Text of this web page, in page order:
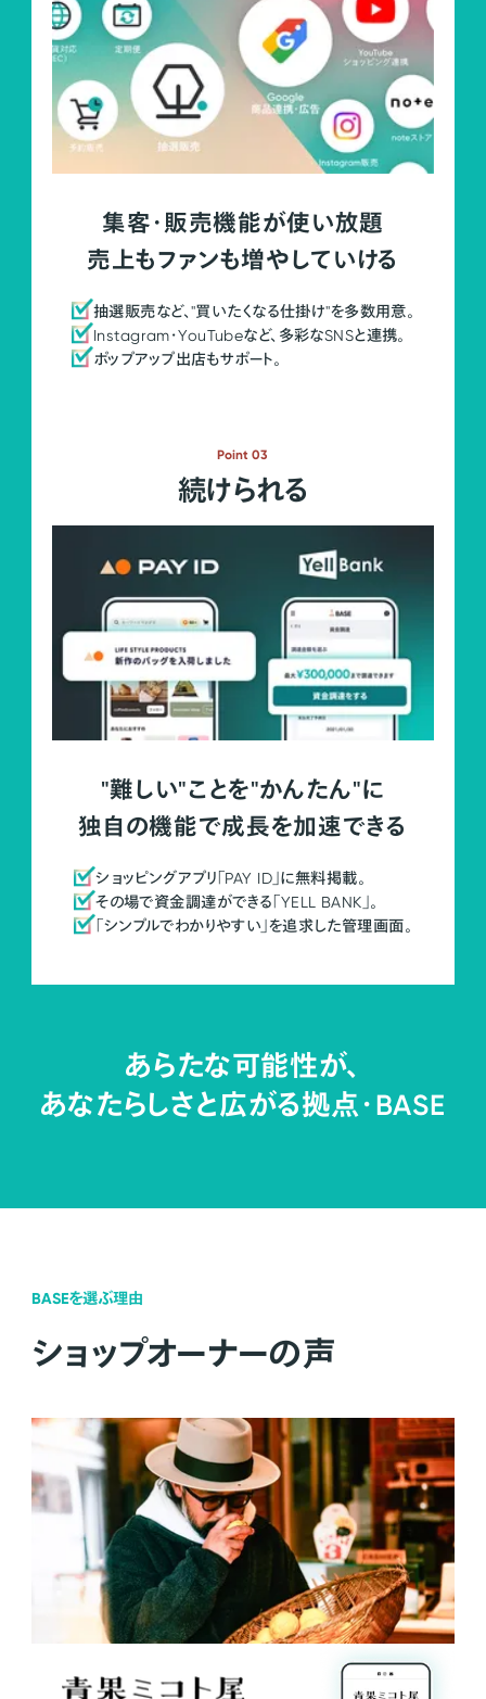
集客・販売機能が使い放題
売上もファンも増やしていける
抽選販売など、"買いたくなる仕掛け"を多数用意。
Instagram・YouTubeなど、多彩なSNSと連携。
ポップアップ出店もサポート。
Point 03
続けられる
"難しい"ことを"かんたん"に
独自の機能で成長を加速できる
ショッピングアプリ「PAY ID」に無料掲載。
その場で資金調達ができる「YELL BANK」。
「シンプルでわかりやすい」を追求した管理画面。
あらたな可能性が、
あなたらしさと広がる拠点・BASE
BASEを選ぶ理由
ショップオーナーの声